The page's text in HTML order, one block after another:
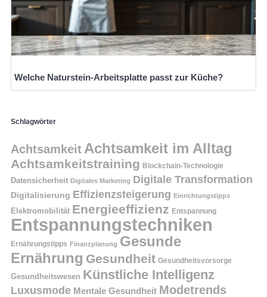
Welche Naturstein-Arbeitsplatte passt zur Küche?
Schlagwörter
Achtsamkeit Achtsamkeit im Alltag
Achtsamkeitstraining Blockchain-Technologie
Datensicherheit Digitales Marketing Digitale Transformation
Digitalisierung Effizienzsteigerung Einrichtungstipps
Elektromobilität Energieeffizienz Entspannung
Entspannungstechniken
Ernährungstipps Finanzplanung Gesunde
Ernährung Gesundheit Gesundheitsvorsorge
Gesundheitswesen Künstliche Intelligenz
Luxusmode Mentale Gesundheit Modetrends